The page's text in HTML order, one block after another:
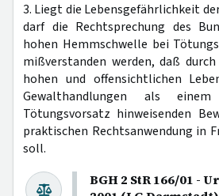
3. Liegt die Lebensgefährlichkeit
darf die Rechtsprechung des
hohen Hemmschwelle bei
mißverstanden werden, daß
hohen und offensichtlichen
Gewalthandlungen als
Tötungsvorsatz hinweisenden
praktischen Rechtsanwendung in
soll.
BGH 2 StR 166/01 -